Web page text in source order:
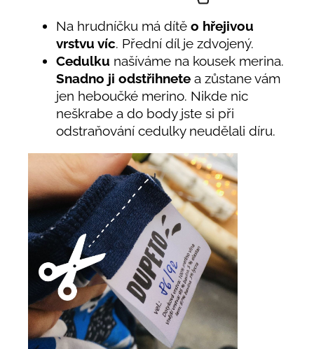
Na hrudníčku má dítě o hřejivou
vrstvu víc. Přední díl je zdvojený.
Cedulku našíváme na kousek merina.
Snadno ji odstřihnete a zůstane vám
jen heboučké merino. Nikde nic
neškrabe a do body jste si při
odstraňování cedulky neudělali díru.